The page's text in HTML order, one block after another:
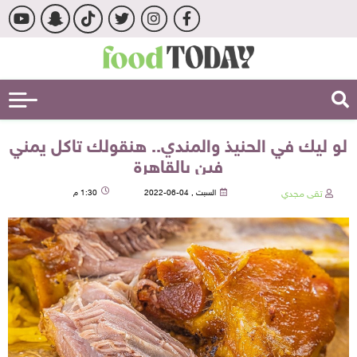
لو ليك في الحنيذ والمندي.. هنقولك تاكل يمني
فين بالقاهرة
تقى مجدي السبت , 04-06-2022 1:30 م